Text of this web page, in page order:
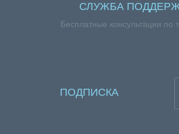
СЛУЖБА
Бесплатные консультации по
ПОДПИСКА